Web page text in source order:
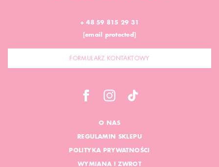
+ 48 59 815 29 31
[email protected]
FORMULARZ KONTAKTOWY
O NAS
REGULAMIN SKLEPU
POLITYKA PRYWATNOŚCI
WYMIANA I ZWROT